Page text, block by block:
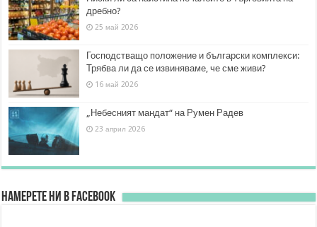
дребно?
25 май 2026
Господстващо положение и български комплекси:
Трябва ли да се извиняваме, че сме живи?
16 май 2026
„Небесният мандат“ на Румен Радев
23 април 2026
Намерете ни в FACEBOOK